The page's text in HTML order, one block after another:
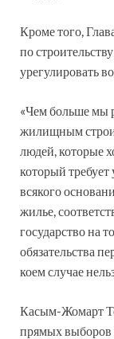
Кроме того,
по
урегулировать
«Чем больше мы
жилищным
людей, которые
который
всякого
жилье,
государство на
обязательства
коем случае
Касым-Жомарт
прямых выборов